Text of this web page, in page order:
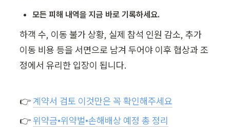
모든 피해 내역을 지금 바로 기록하세요.
하객 수, 이동 불가 상황, 실제 참석 인원 감소, 추가
이동 비용 등을 서면으로 남겨 두어야 이후 협상과 조
정에서 유리한 입장이 됩니다.
👉 계약서 검토 이것만은 꼭 확인해주세요
👉 위약금•위약벌•손해배상 예정 총 정리